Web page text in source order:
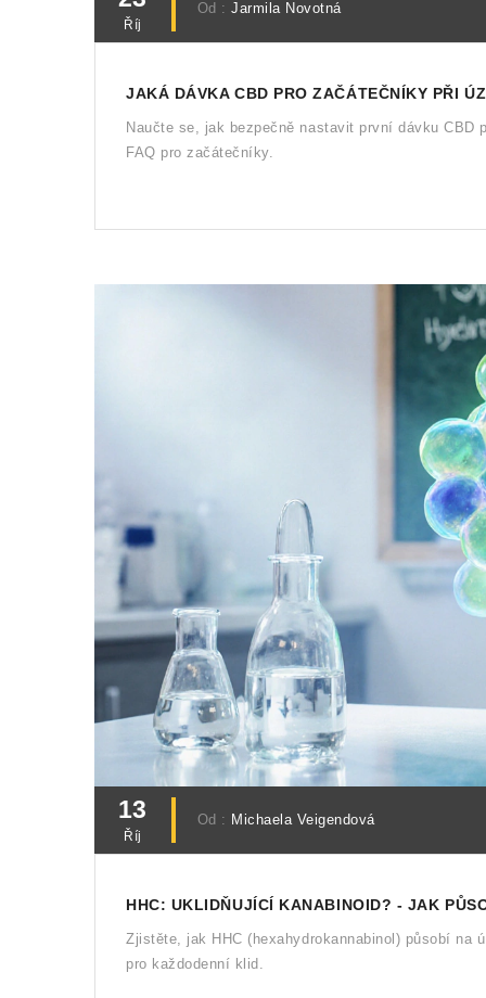
Říj
Od :Jarmila Novotná
JAKÁ DÁVKA CBD PRO ZAČÁTEČNÍKY PŘI
Naučte se, jak bezpečně nastavit první dávku
FAQ pro začátečníky.
13
Říj
Od : Michaela Veigendová
HHC: UKLIDŇUJÍCÍ KANABINOID? - JAK
Zjistěte, jak HHC (hexahydrokannabinol) působí
pro každodenní klid.